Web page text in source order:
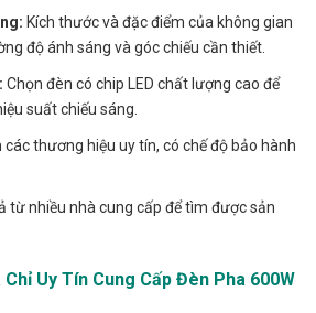
Kích thước và đặc điểm của không gian
độ ánh sáng và góc chiếu cần thiết.
Chọn đèn có chip LED chất lượng cao để
suất chiếu sáng.
các thương hiệu uy tín, có chế độ bảo hành
từ nhiều nhà cung cấp để tìm được sản
Uy Tín Cung Cấp Đèn Pha 600W